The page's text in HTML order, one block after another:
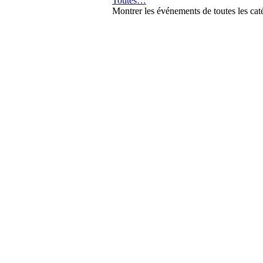
Montrer les événements de toutes les